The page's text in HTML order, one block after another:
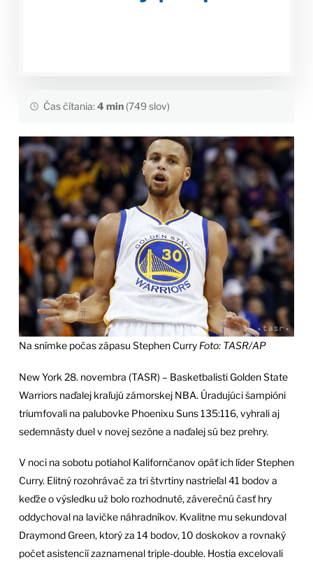
Čas čítania:4 min(749 slov)
Na snímke počas zápasu Stephen CurryFoto: TASR/AP
New York 28. novembra (TASR) – Basketbalisti Golden State
Warriors naďalej kraľujú zámorskej NBA. Úradujúci šampióni
triumfovali na palubovke Phoenixu Suns 135:116, vyhrali aj
sedemnásty duel v novej sezóne a naďalej sú bez prehry.
V noci na sobotu potiahol Kalifornčanov opäť ich líder Stephen
Curry. Elitný rozohrávač za tri štvrtiny nastrieľal 41 bodov a
keďže o výsledku už bolo rozhodnuté, záverečnú časť hry
oddychoval na lavičke náhradníkov. Kvalitne mu sekundoval
Draymond Green, ktorý za 14 bodov, 10 doskokov a rovnaký
počet asistencií zaznamenal triple-double. Hostia excelovali